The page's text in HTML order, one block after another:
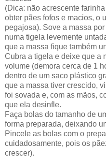
(Dica: não acrescente
obter pães fofos e macios, o
pegajosa). Sove a massa
numa tigela levemente
que a massa fique também
Cubra a tigela e deixe que a
volume (demora cerca de 1
dentro de um saco plástico
que a massa tiver crescido,
foi sovada e, com as mãos,
que ela desinfle.
Faça bolas do tamanho de
forma preparada, deixando
Pincele as bolas com o
cuidadosamente, pois os
crescer).